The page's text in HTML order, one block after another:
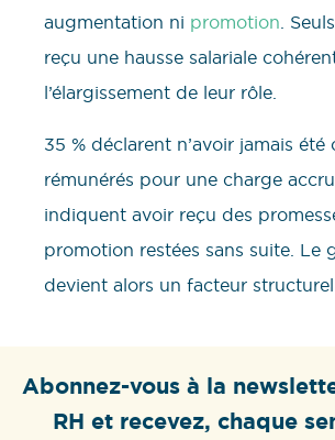
augmentation ni promotion.
reçu une hausse salariale
l’élargissement de leur rôle.
35 % déclarent n’avoir jamais
rémunérés pour une charge
indiquent avoir reçu des
promotion restées sans suite. Le
devient alors un facteur
Abonnez-vous à la
RH et recevez, chaque